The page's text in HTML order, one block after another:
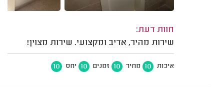
חוות דעת:
שירות מהיר, אדיב ומקצועי. שירות מצוין!
איכות 10 מחיר 10 זמנים 10 יחס 10